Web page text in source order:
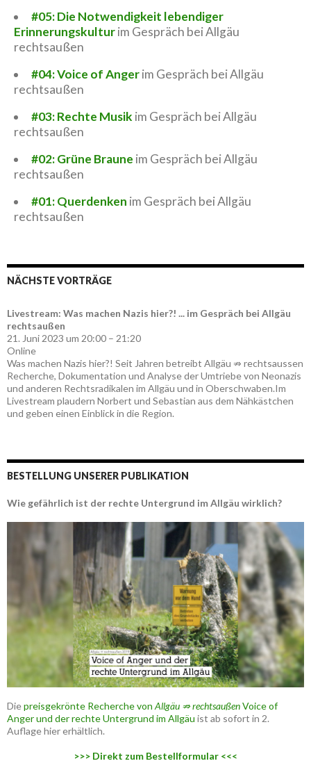
#05: Die Notwendigkeit lebendiger
Erinnerungskulturim Gespräch bei Allgäu
rechtsaußen
#04: Voice of Angerim Gespräch bei Allgäu
rechtsaußen
#03: Rechte Musik im Gespräch bei Allgäu
rechtsaußen
#02: Grüne Braune im Gespräch bei Allgäu
rechtsaußen
#01: Querdenken im Gespräch bei Allgäu
rechtsaußen
NÄCHSTE VORTRÄGE
Livestream: Was machen Nazis hier?! ... im Gespräch bei Allgäu
rechtsaußen
21. Juni 2023 um 20:00 – 21:20
Online
Was machen Nazis hier?! Seit Jahren betreibt Allgäu ⇏ rechtsaussen
Recherche, Dokumentation und Analyse der Umtriebe von Neonazis
und anderen Rechtsradikalen im Allgäu und in Oberschwaben.Im
Livestream plaudern Norbert und Sebastian aus dem Nähkästchen
und geben einen Einblick in die Region.
BESTELLUNG UNSERER PUBLIKATION
Wie gefährlich ist der rechte Untergrund im Allgäu wirklich?
Diepreisgekrönte Recherche von Allgäu ⇏ rechtsaußenVoice of
Anger und der rechte Untergrund im Allgäu ist ab sofort in 2.
Auflage hier erhältlich.
>>> Direkt zum Bestellformular <<<